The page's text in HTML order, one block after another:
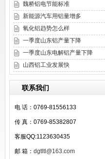
魏桥铝电节能标准
新能源汽车用铝量增多
氧化铝趋势怎么样
一季度山东铝产量下降
一季度山东电解铝产量下降
山西铝工业发展快
联系我们
电 话：0769-81556133
传 真：0769-85382807
客服QQ:1123630435
邮 箱： dgtltl@163.com